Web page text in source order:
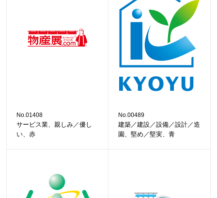
No.01408
サービス業、親しみ／優し
い、赤
No.00489
建築／建設／設備／設計／造
園、堅め／堅実、青